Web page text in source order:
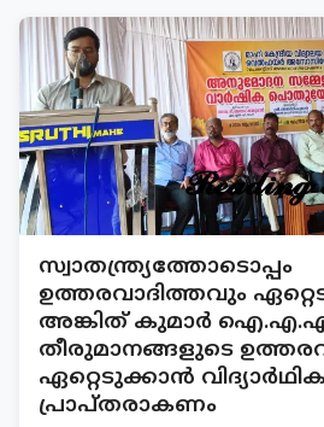
സ്വാതന്ത്ര്യത്തോടൊപ്പം
ഉത്തരവാദിത്തവും
അങ്കിത് കുമാർ
തീരുമാനങ്ങളുടെ
ഏറ്റെടുക്കാൻ
പ്രാപ്തരാകണം